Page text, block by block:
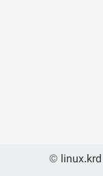
© linux.krd